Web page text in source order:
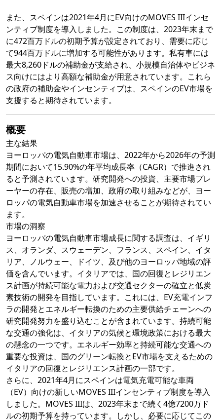
また、スペインは2021年4月にEV向けのMOVES IIIインセ
ンティブ制度を導入しました。この制度は、2023年末まで
に472百万ドルの初期予算が設定されており、需要に応じ
て944百万ドルに増加する可能性があります。私有車には
最大8,260ドルの補助金が支給され、小規模自治体やビジネ
ス向けにはより高額な補助金が用意されています。これら
の政府の補助金やインセンティブは、スペインのEV市場を
支援すると期待されています。
概要
主な結果
ヨーロッパの電気自動車市場は、2022年から2026年の予測
期間において15.90%の年平均成長率（CAGR）で推進され
ると予測されています。研究開発への投資、主要市場プレ
ーヤーの存在、販売の増加、政府の取り組みなどが、ヨー
ロッパの電気自動車市場を加速させることが期待されてい
ます。
市場の洞察
ヨーロッパの電気自動車市場成長に関する調査は、イギリ
ス、オランダ、スウェーデン、フランス、スペイン、イタ
リア、ノルウェー、ドイツ、及び他のヨーロッパ地域の評
価を含んでいます。イタリアでは、国の回復とレジリエン
ス計画が持続可能な電力および交通セクターの確立と低炭
素技術の開発を目指しています。これには、EV充電インフ
ラの開発とエネルギー転換のための主要供給チェーンへの
研究開発努力を盛り込むことが含まれています。持続可能
な交通の強化は、イタリアの気候と環境政策における最大
の懸念の一つです。エネルギー効率と持続可能な交通への
重要な投資は、国のグリーン転換とEV市場を支えるための
イタリアの回復とレジリエンス計画の一部です。
さらに、2021年4月にスペインは電気充電可能な車両
（EV）向けの新しいMOVES IIIインセンティブ制度を導入
しました。MOVES IIIは、2023年末まで続く4億7200万ド
ルの初期予算を持っています。しかし、必要に応じてこの